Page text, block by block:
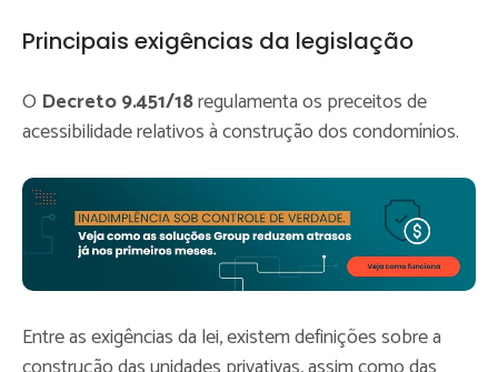
Principais exigências da legislação
O Decreto 9.451/18regulamenta os preceitos de
acessibilidade relativos à construção dos condomínios.
Entre as exigências da lei, existem definições sobre a